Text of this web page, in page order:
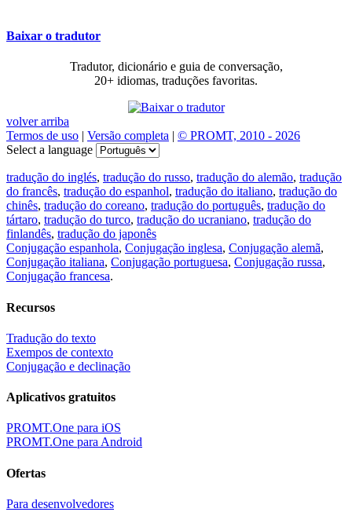
Baixar o tradutor
Tradutor, dicionário e guia de conversação,
20+ idiomas, traduções favoritas.
volver arriba
Termos de uso | Versão completa | © PROMT, 2010 - 2026
Select a language
tradução do inglés, tradução do russo, tradução do alemão, tradução
do francês, tradução do espanhol, tradução do italiano, tradução do
chinês, tradução do coreano, tradução do português, tradução do
tártaro, tradução do turco, tradução do ucraniano, tradução do
finlandês, tradução do japonês
Conjugação espanhola, Conjugação inglesa, Conjugação alemã,
Conjugação italiana, Conjugação portuguesa, Conjugação russa,
Conjugação francesa.
Recursos
Tradução do texto
Exempos de contexto
Conjugação e declinação
Aplicativos gratuitos
PROMT.One para iOS
PROMT.One para Android
Ofertas
Para desenvolvedores